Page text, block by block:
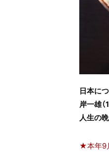
日本に
岸一雄
人生の
★本年9